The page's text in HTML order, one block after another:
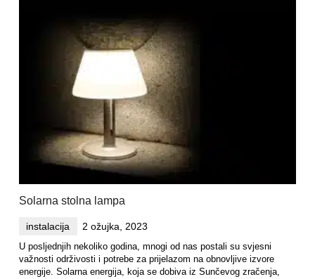
Solarna stolna lampa
instalacija 2 ožujka, 2023
U posljednjih nekoliko godina, mnogi od nas postali su svjesni
važnosti održivosti i potrebe za prijelazom na obnovljive izvore
energije. Solarna energija, koja se dobiva iz Sunčevog zračenja,